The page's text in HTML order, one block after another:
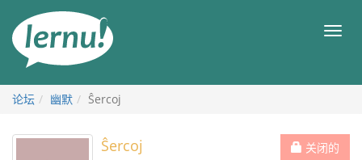
目
论坛 幽默 Ŝercoj
关闭的
Ŝercoj